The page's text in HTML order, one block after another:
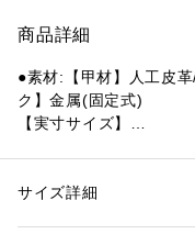
商品詳細
●素材:【甲材】人工皮
ク】金属(固定式)
【実寸サイズ】
●2E相当 スパイクピン:
性別：レディース
ニング ＞ 陸上シューズ
サイズ詳細